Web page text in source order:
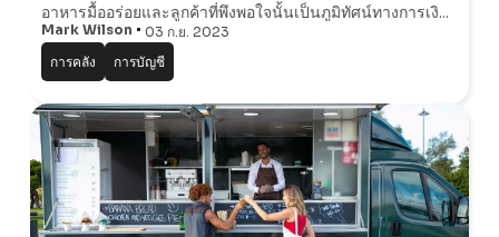
อาหารมื้ออร่อยและลูกค้าที่พึงพอใจนั้นเป็นภูมิทัศน์ทางการเงิน
ที่ซับซ้อน หนึ่งในตัวชี้วัดที่สําคัญที่สุดสําหรับธุรกิจใด ๆ และ
โดยเฉพาะอย่างยิ่งในภา
Mark Wilson
03 ก.ย. 2023
การคลัง
การบัญชี